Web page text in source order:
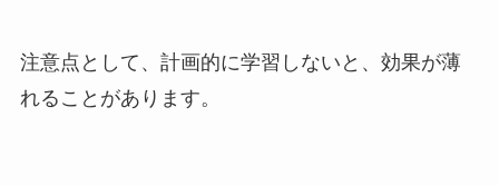
注意点として、計画的に学習しないと、効果が薄
れることがあります。